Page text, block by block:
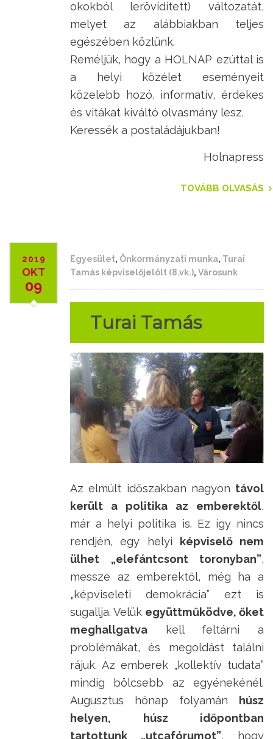
okokból lerövidített) változatát,
melyet az alábbiakban teljes
egészében közlünk.
Reméljük, hogy a HOLNAP ezúttal is
a helyi közélet eseményeit
közelebb hozó, informatív, érdekes
és vitákat kiváltó olvasmány lesz.
Keressék a postaládájukban!
Holnapress
TOVÁBB OLVASÁS
2019
OKT
09
Egyesület, Önkormányzati munka, Turai
Tamás képviselőjelölt (8.vk.), Városunk
Turai Tamás
Az elmúlt időszakban nagyon távol
került a politika az emberektől,
már a helyi politika is. Ez így nincs
rendjén, egy helyi
képviselő nem
ülhet „elefántcsont toronyban”,
messze az emberektől, még ha a
„képviseleti demokrácia” ezt is
sugallja. Velük együttműködve, őket
meghallgatva kell feltárni a
problémákat, és megoldást találni
rájuk. Az emberek „kollektív tudata”
mindig bölcsebb az egyénekénél.
Augusztus hónap folyamán
húsz
helyen, húsz időpontban
tartottunk „utcafórumot”, hogy